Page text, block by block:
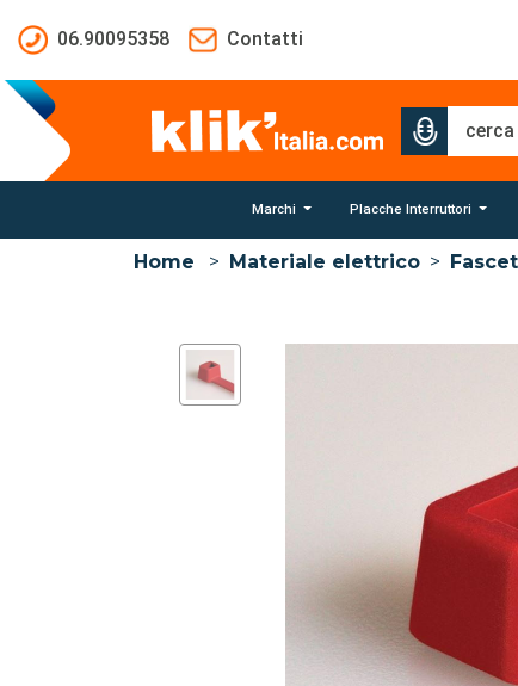
06.90095358
Contatti
Marchi Placche Interruttori
Home > Materiale elettrico >